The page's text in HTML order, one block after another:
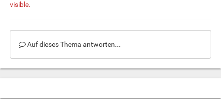
visible.
Auf dieses Thema antworten...